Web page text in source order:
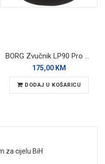
BORG Zvučnik LP90 Pro Bluetooth
175,00 KM
DODAJ U KOŠARICU
za cijelu BiH